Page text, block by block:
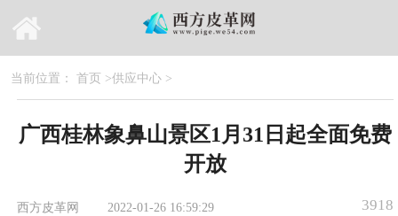
当前位置： 首页 >供应中心>
广西桂林象鼻山景区1月31日起全面免费
开放
西方皮革网 2022-01-26 16:59:29 3918